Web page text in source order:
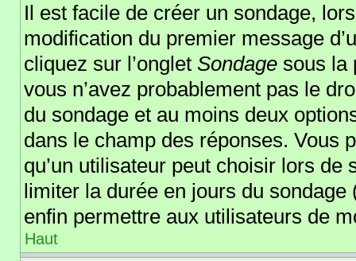
Il est facile de créer un sondage,
modification du premier message
cliquez sur l’onglet Sondage sous la
vous n’avez probablement pas le
du sondage et au moins deux
dans le champ des réponses. Vous
qu’un utilisateur peut choisir lors de
limiter la durée en jours du
enfin permettre aux utilisateurs de
Haut